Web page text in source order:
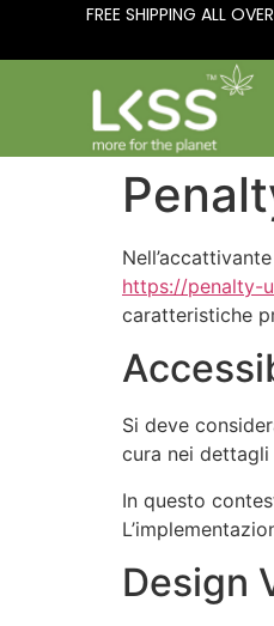
FREE SHIPPING ALL
https://penalty-
caratteristiche
Si deve
cura nei dettagli
In questo
Design